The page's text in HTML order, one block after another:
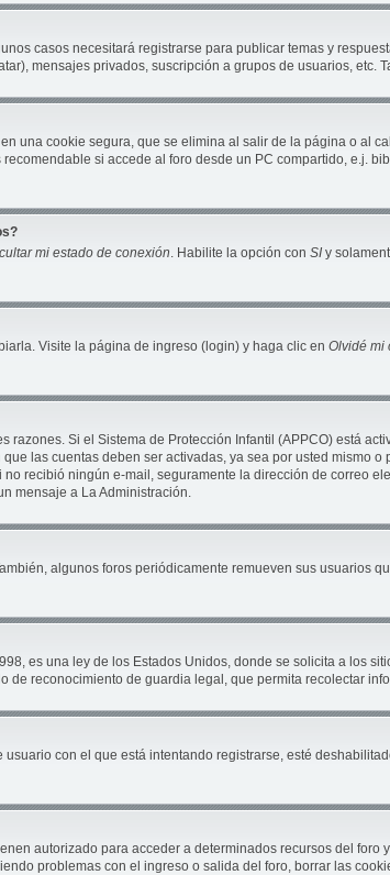
casos necesitará registrarse para publicar temas y
mensajes privados, suscripción a grupos de usuarios, etc.
una cookie segura, que se elimina al salir de la página o al
si accede al foro desde un PC compartido, e.j.
mi estado de conexión. Habilite la opción con SI y
Visite la página de ingreso (login) y haga clic en Olvidé mi
Si el Sistema de Protección Infantil (APPCO) está
las cuentas deben ser activadas, ya sea por usted mismo
recibió ningún e-mail, seguramente la dirección de correo
mensaje a La Administración.
algunos foros periódicamente remueven sus usuarios
es una ley de los Estados Unidos, donde se solicita a los
reconocimiento de guardia legal, que permita recolectar
con el que está intentando registrarse, esté
autorizado para acceder a determinados recursos del
problemas con el ingreso o salida del foro, borrar las